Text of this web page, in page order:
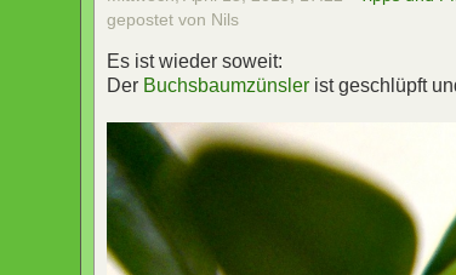
gepostet von Nils
Es ist wieder soweit:
Der Buchsbaumzünsler ist geschlüpft